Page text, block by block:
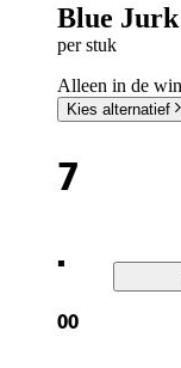
Blue
per stuk
Alleen in de
Kies alternatief
7
.
00